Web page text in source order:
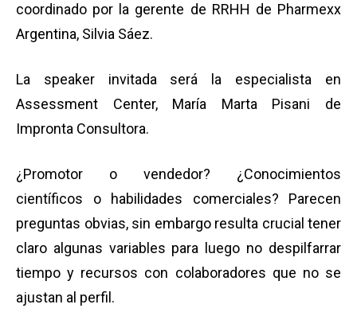
coordinado por la gerente de RRHH de Pharmexx
Argentina, Silvia Sáez.
La speaker invitada será la especialista en
Assessment Center, María Marta Pisani de
Impronta Consultora.
¿Promotor o vendedor? ¿Conocimientos
científicos o habilidades comerciales? Parecen
preguntas obvias, sin embargo resulta crucial tener
claro algunas variables para luego no despilfarrar
tiempo y recursos con colaboradores que no se
ajustan al perfil.